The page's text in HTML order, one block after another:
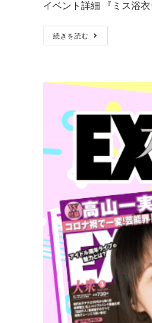
イベント詳細 『ミス浴
続きを読む